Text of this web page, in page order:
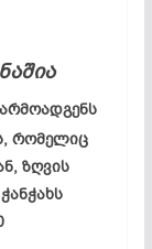
რომელიც
ზღვის